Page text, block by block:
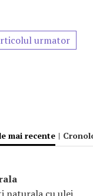
urmator
mai recente |